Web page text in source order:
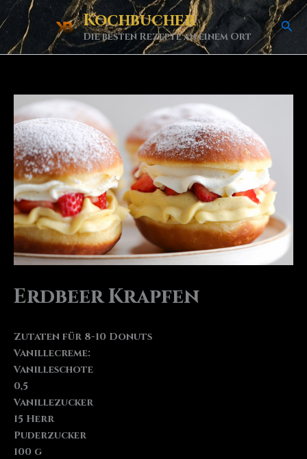
Skip
to
content
Kochbucher
Die besten Rezepte an einem Ort
Erdbeer Krapfen
Zutaten für 8-10 Donuts
Vanillecreme:
Vanilleschote
0,5
Vanillezucker
15 Herr
Puderzucker
100 g